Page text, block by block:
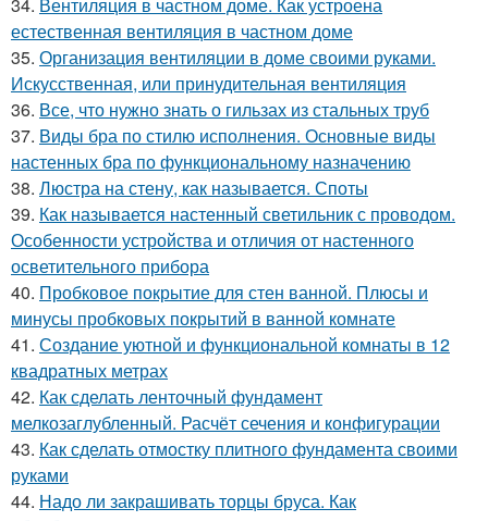
естественная вентиляция в частном доме
35. Организация вентиляции в доме своими руками.
Искусственная, или принудительная вентиляция
36. Все, что нужно знать о гильзах из стальных труб
37. Виды бра по стилю исполнения. Основные виды
настенных бра по функциональному назначению
38. Люстра на стену, как называется. Споты
39. Как называется настенный светильник с проводом.
Особенности устройства и отличия от настенного
осветительного прибора
40. Пробковое покрытие для стен ванной. Плюсы и
минусы пробковых покрытий в ванной комнате
41. Создание уютной и функциональной комнаты в 12
квадратных метрах
42. Как сделать ленточный фундамент
мелкозаглубленный. Расчёт сечения и конфигурации
43. Как сделать отмостку плитного фундамента своими
руками
44. Надо ли закрашивать торцы бруса. Как